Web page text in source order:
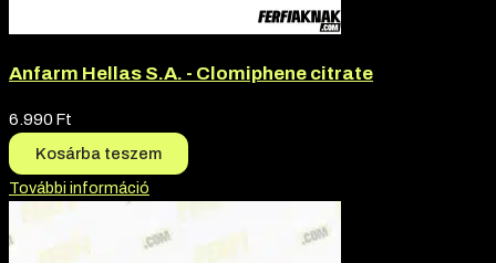
Anfarm Hellas S.A. - Clomiphene citrate
6.990 Ft
Kosárba teszem
További információ